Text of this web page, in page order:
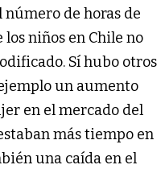
número de horas de
los niños en Chile no
Sí hubo otros
un aumento
en el mercado del
más tiempo en
una caída en el